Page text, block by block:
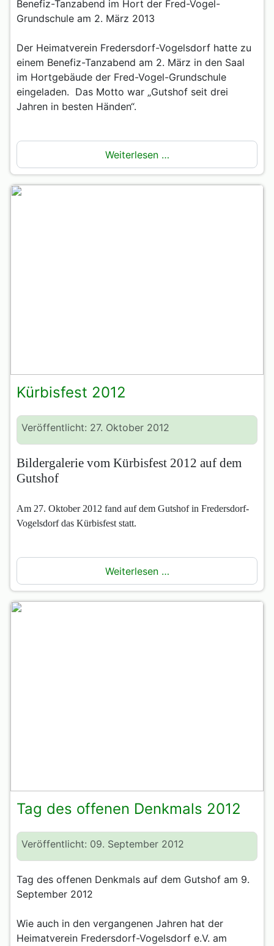
Benefiz-Tanzabend im Hort der Fred-Vogel-
Grundschule am 2. März 2013
Der Heimatverein Fredersdorf-Vogelsdorf hatte zu
einem Benefiz-Tanzabend am 2. März in den Saal
im Hortgebäude der Fred-Vogel-Grundschule
eingeladen. Das Motto war „Gutshof seit drei
Jahren in besten Händen“.
Weiterlesen …
Kürbisfest 2012
Veröffentlicht: 27. Oktober 2012
Bildergalerie vom Kürbisfest 2012 auf dem
Gutshof
Am 27. Oktober 2012 fand auf dem Gutshof in Fredersdorf-
Vogelsdorf das Kürbisfest statt.
Weiterlesen …
Tag des offenen Denkmals 2012
Veröffentlicht: 09. September 2012
Tag des offenen Denkmals auf dem Gutshof am 9.
September 2012
Wie auch in den vergangenen Jahren hat der
Heimatverein Fredersdorf-Vogelsdorf e.V. am